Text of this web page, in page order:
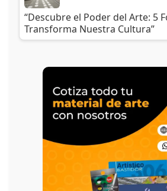
“Descubre el Poder del Arte: 5
Transforma Nuestra Cultura”